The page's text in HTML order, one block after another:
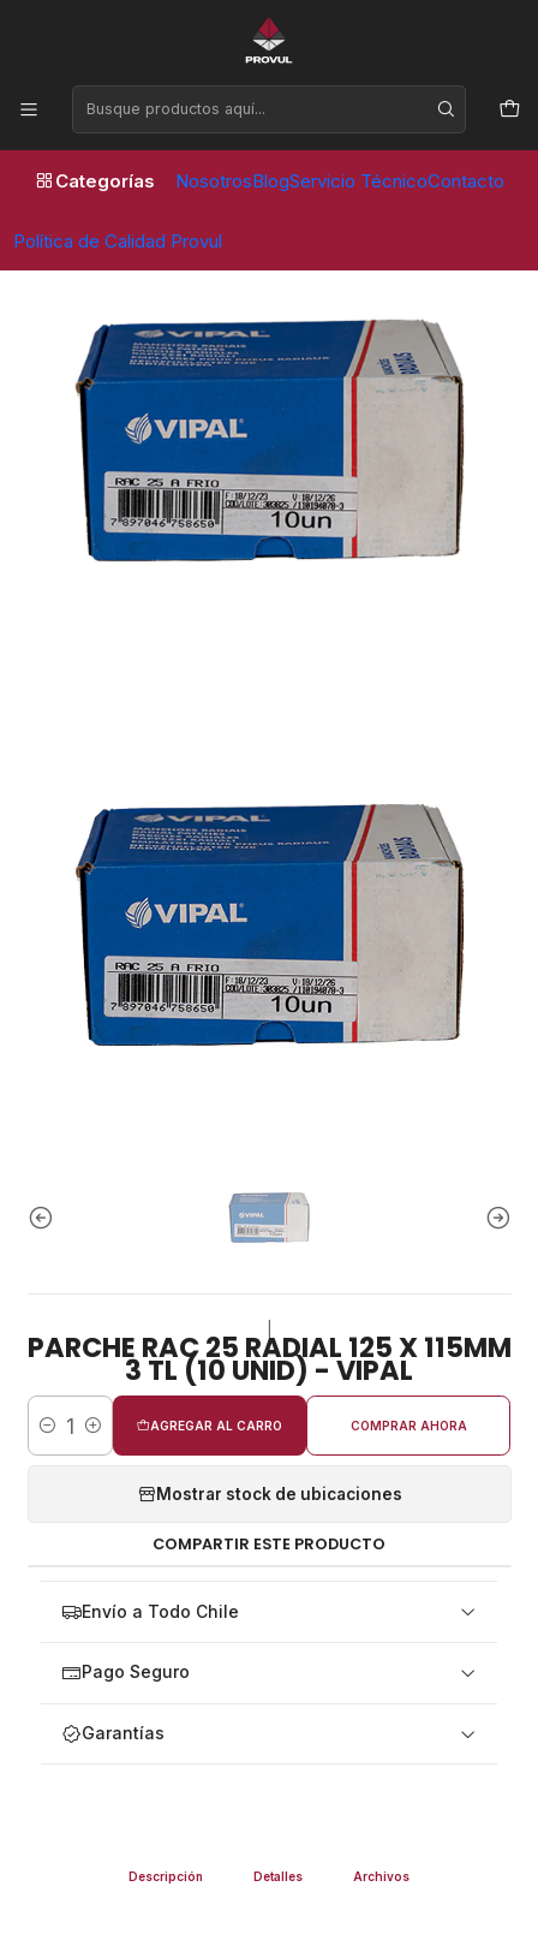
Categorías NosotrosBlogServicio TécnicoContacto
Política de Calidad Provul
Horario de atención Lunes a Viernes de 09:00 a 17:30 horas
Inicio Parches
PARCHE RAC 25 RADIAL 125 X 115MM 3 TL (10 UNID) - VIPAL
PARCHE RAC 25 RADIAL 125 X 115MM
3 TL (10 UNID) - VIPAL
Cantidad
AGREGAR AL CARRO COMPRAR AHORA
Mostrar stock de ubicaciones
COMPARTIR ESTE PRODUCTO
Envío a Todo Chile
Pago Seguro
Garantías
Descripción Detalles Archivos